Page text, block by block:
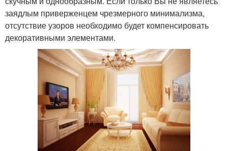
заядлым приверженцем чрезмерного минимализма,
отсутствие узоров необходимо будет компенсировать
декоративными элементами.